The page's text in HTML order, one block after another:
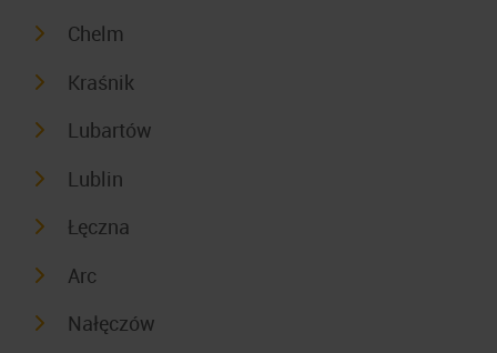
Chelm
Kraśnik
Lubartów
Lublin
Łęczna
Arc
Nałęczów